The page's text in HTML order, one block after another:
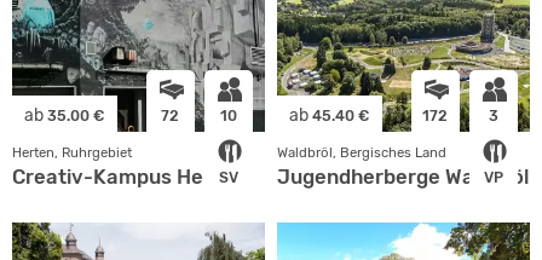
ab 35.00 € 72 10
SV
Herten, Ruhrgebiet
Creativ-Kampus Herten
ab 45.40 € 172 3
VP
Waldbröl, Bergisches Land
Jugendherberge Waldbröl